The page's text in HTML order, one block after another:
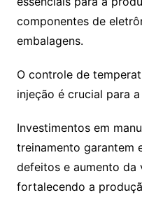
componentes de
embalagens.
O controle de
injeção é crucial para
Investimentos em
treinamento garantem
defeitos e aumento da
fortalecendo a